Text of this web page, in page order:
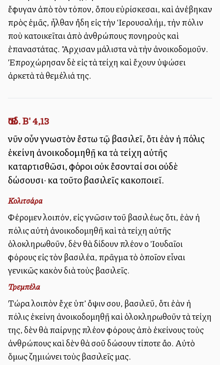
ἔφυγαν ἀπὸ τὸν τόπον, ὅπου εὑρίσκεσαι, καὶ ἀνέβηκαν
πρὸς ἐμᾶς, ἦλθαν ἤδη εἰς τὴν Ἱερουσαλήμ, τὴν πόλιν
ποὺ κατοικεῖται ἀπὸ ἀνθρώπους πονηροὺς καὶ
ἐπαναστάτας. Ἄρχισαν μάλιστα νὰ τὴν ἀνοικοδομοῦν.
Ἐπροχώρησαν δὲ εἰς τὰ τείχη καὶ ἔχουν ὑψώσει
ἀρκετὰ τὰ θεμέλιά της.
Ἔσδ. Β' 4,13
νῦν οὖν γνωστὸν ἔστω τῷ βασιλεῖ, ὅτι ἐὰν ἡ πόλις
ἐκείνη ἀνοικοδομηθῇ καὶ τὰ τείχη αὐτῆς
καταρτισθῶσι, φόροι οὐκ ἔσονταί σοι οὐδὲ
δώσουσι· καὶ τοῦτο βασιλεῖς κακοποιεῖ.
Κολιτσάρα
Φέρομεν λοιπόν, εἰς γνῶσιν τοῦ βασιλέως ὅτι, ἐὰν ἡ
πόλις αὐτὴ ἀνοικοδομηθῆ καὶ τὰ τείχη αὐτῆς
ὁλοκληρωθοῦν, δὲν θὰ δίδουν πλέον οἱ Ἰουδαῖοι
φόρους εἰς τὸν βασιλέα, πρᾶγμα τὸ ὁποῖον εἶναι
γενικῶς κακὸν διὰ τοὺς βασιλεῖς.
Τρεμπέλα
Τώρα λοιπὸν ἔχε ὑπ’ ὄψιν σου, βασιλεῦ, ὅτι ἐὰν ἡ
πόλις ἐκείνη ἀνοικοδομηθῇ καὶ ὁλοκληρωθοῦν τὰ τείχη
της, δὲν θὰ παίρνῃς πλέον φόρους ἀπὸ ἐκείνους τοὺς
ἀνθρώπους καὶ δὲν θὰ σοῦ δώσουν τίποτε ἄλλο. Αὐτὸ
ὅμως ζημιώνει τοὺς βασιλεῖς μας.